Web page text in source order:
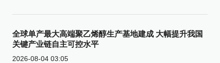
全球单产最大高端聚乙烯醇生产基地建成 大幅提升我国
关键产业链自主可控水平
2026-08-04 03:05